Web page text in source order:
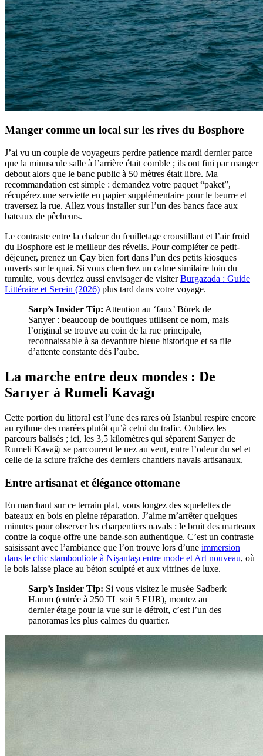
Manger comme un local sur les rives du Bosphore
J’ai vu un couple de voyageurs perdre patience mardi dernier parce
que la minuscule salle à l’arrière était comble ; ils ont fini par manger
debout alors que le banc public à 50 mètres était libre. Ma
recommandation est simple : demandez votre paquet “paket”,
récupérez une serviette en papier supplémentaire pour le beurre et
traversez la rue. Allez vous installer sur l’un des bancs face aux
bateaux de pêcheurs.
Le contraste entre la chaleur du feuilletage croustillant et l’air froid
du Bosphore est le meilleur des réveils. Pour compléter ce petit-
déjeuner, prenez un Çay bien fort dans l’un des petits kiosques
ouverts sur le quai. Si vous cherchez un calme similaire loin du
tumulte, vous devriez aussi envisager de visiterBurgazada : Guide
Littéraire et Serein (2026) plus tard dans votre voyage.
Sarp’s Insider Tip: Attention au ‘faux’ Börek de
Sarıyer : beaucoup de boutiques utilisent ce nom, mais
l’original se trouve au coin de la rue principale,
reconnaissable à sa devanture bleue historique et sa file
d’attente constante dès l’aube.
La marche entre deux mondes : De
Sarıyer à Rumeli Kavağı
Cette portion du littoral est l’une des rares où Istanbul respire encore
au rythme des marées plutôt qu’à celui du trafic. Oubliez les
parcours balisés ; ici, les 3,5 kilomètres qui séparent Sarıyer de
Rumeli Kavağı se parcourent le nez au vent, entre l’odeur du sel et
celle de la sciure fraîche des derniers chantiers navals artisanaux.
Entre artisanat et élégance ottomane
En marchant sur ce terrain plat, vous longez des squelettes de
bateaux en bois en pleine réparation. J’aime m’arrêter quelques
minutes pour observer les charpentiers navals : le bruit des marteaux
contre la coque offre une bande-son authentique. C’est un contraste
saisissant avec l’ambiance que l’on trouve lors d’une immersion
dans le chic stambouliote à Nişantaşı entre mode et Art nouveau, où
le bois laisse place au béton sculpté et aux vitrines de luxe.
Sarp’s Insider Tip: Si vous visitez le musée Sadberk
Hanım (entrée à 250 TL soit 5 EUR), montez au
dernier étage pour la vue sur le détroit, c’est l’un des
panoramas les plus calmes du quartier.